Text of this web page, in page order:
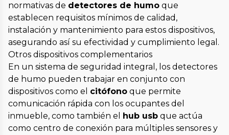
normativas de detectores de humo que
establecen requisitos mínimos de calidad,
instalación y mantenimiento para estos dispositivos,
asegurando así su efectividad y cumplimiento legal.
Otros dispositivos complementarios
En un sistema de seguridad integral, los detectores
de humo pueden trabajar en conjunto con
dispositivos como el citófono que permite
comunicación rápida con los ocupantes del
inmueble, como también el
hub usb que actúa
como centro de conexión para múltiples sensores y